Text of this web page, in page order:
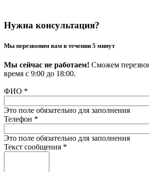
Нужна консультация?
Мы перезвоним вам в течении 5 минут
Мы сейчас не работаем! Сможем
время с 9:00 до 18:00.
ФИО *
Это поле обязательно для заполнения
Телефон *
Это поле обязательно для заполнения
Текст сообщения *